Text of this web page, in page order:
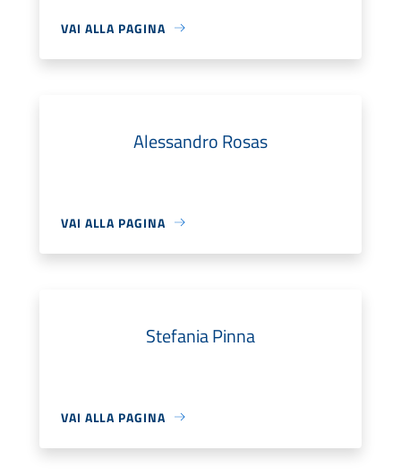
VAI ALLA PAGINA
Alessandro Rosas
VAI ALLA PAGINA
Stefania Pinna
VAI ALLA PAGINA